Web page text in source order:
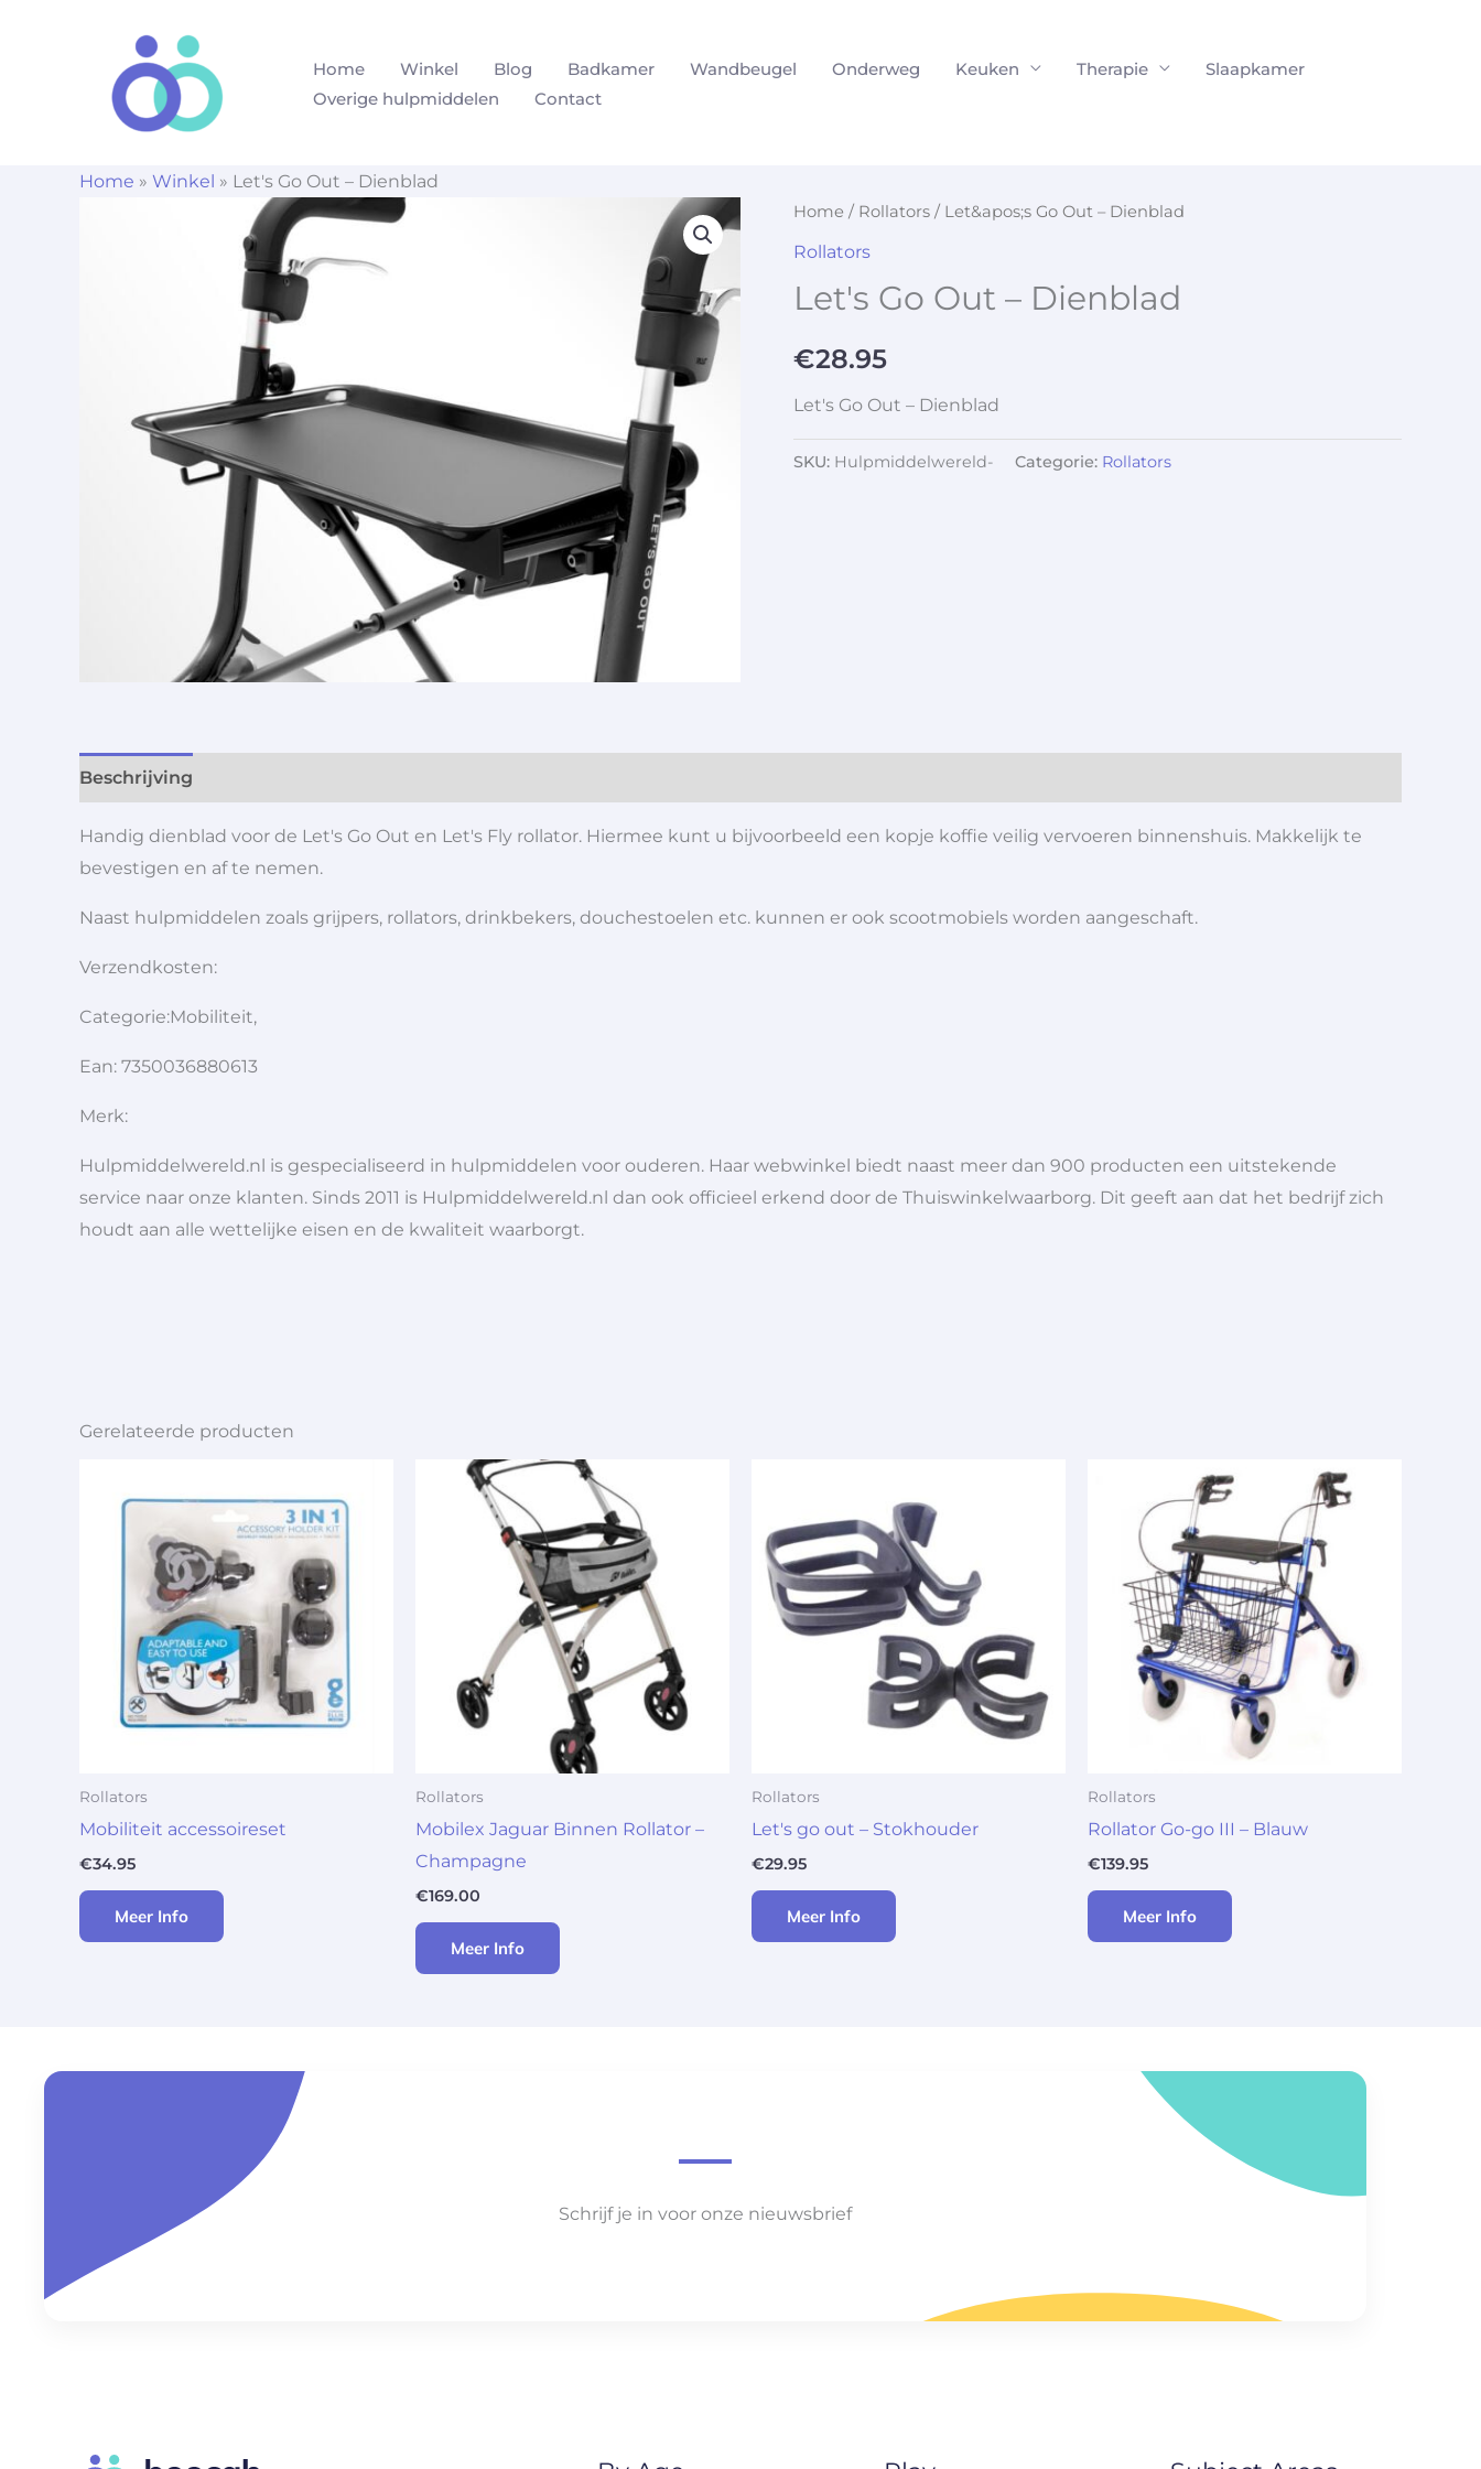
Home Winkel Blog Badkamer Wandbeugel Onderweg Keuken Therapie
Slaapkamer
Overige hulpmiddelen
Contact
Home » Winkel » Let's Go Out – Dienblad
Home / Rollators / Let&apos;s Go Out – Dienblad
Rollators
Let's Go Out – Dienblad
€28.95
Let's Go Out – Dienblad
SKU: Hulpmiddelwereld- Categorie: Rollators
Beschrijving
Handig dienblad voor de Let's Go Out en Let's Fly rollator. Hiermee kunt u bijvoorbeeld een kopje koffie veilig vervoeren binnenshuis. Makkelijk te
bevestigen en af te nemen.
Naast hulpmiddelen zoals grijpers, rollators, drinkbekers, douchestoelen etc. kunnen er ook scootmobiels worden aangeschaft.
Verzendkosten:
Categorie:Mobiliteit,
Ean: 7350036880613
Merk:
Hulpmiddelwereld.nl is gespecialiseerd in hulpmiddelen voor ouderen. Haar webwinkel biedt naast meer dan 900 producten een uitstekende
service naar onze klanten. Sinds 2011 is Hulpmiddelwereld.nl dan ook officieel erkend door de Thuiswinkelwaarborg. Dit geeft aan dat het bedrijf zich
houdt aan alle wettelijke eisen en de kwaliteit waarborgt.
Gerelateerde producten
Rollators
Mobiliteit accessoireset
€34.95
Meer Info
Rollators
Mobilex Jaguar Binnen Rollator –
Champagne
€169.00
Meer Info
Rollators
Let's go out – Stokhouder
€29.95
Meer Info
Rollators
Rollator Go-go III – Blauw
€139.95
Meer Info
Schrijf je in voor onze nieuwsbrief